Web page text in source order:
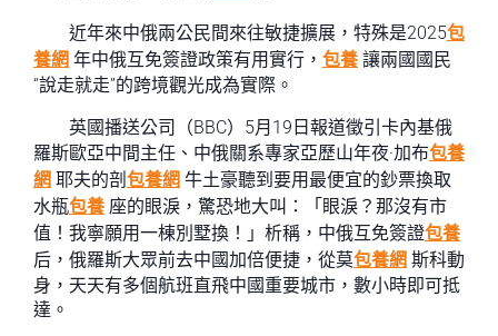
近年來中俄兩公民間來往敏捷擴展，特殊是2025包
養網 年中俄互免簽證政策有用實行， 包養 讓兩國國民
“說走就走”的跨境觀光成為實際。
英國播送公司（BBC）5月19日報道徵引卡內基俄
羅斯歐亞中間主任、中俄關系專家亞歷山年夜·加布包養
網 耶夫的剖 包養網 牛土豪聽到要用最便宜的鈔票換取
水瓶包養 座的眼淚，驚恐地大叫：「眼淚？那沒有市
值！我寧願用一棟別墅換！」析稱，中俄互免簽證包養
后，俄羅斯大眾前去中國加倍便捷，從莫包養網 斯科動
身，天天有多個航班直飛中國重要城市，數小時即可抵
達。